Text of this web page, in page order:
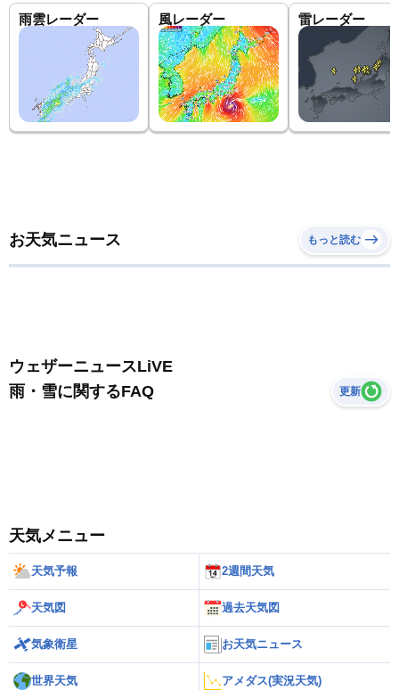
雨雲レーダー 風レーダー 雷レーダー
お天気ニュース もっと読む
ウェザーニュースLiVE
雨・雪に関するFAQ
更新
天気メニュー
天気予報 2週間天気
天気図 過去天気図
気象衛星 お天気ニュース
世界天気 アメダス(実況天気)